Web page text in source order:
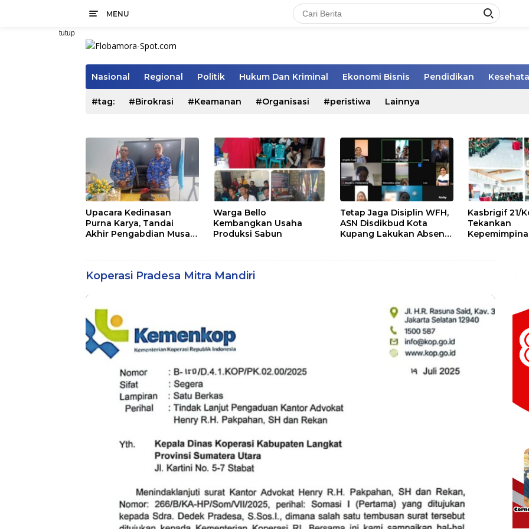
MENU
tutup
Nasional Regional Politik Hukum Dan Kriminal Ekonomi Bisnis Pendidikan
#tag: #Birokrasi #Keamanan #Organisasi #peristiwa Lainnya
Upacara Kedinasan
Purna Karya, Tandai
Akhir Pengabdian Musa
Warga Bello
Kembangkan Usaha
Produksi Sabun
Tetap Jaga Disiplin WFH,
ASN Disdikbud Kota
Kupang Lakukan Absen
Kasbrigif 21/
Tekankan
Koperasi Pradesa Mitra Mandiri